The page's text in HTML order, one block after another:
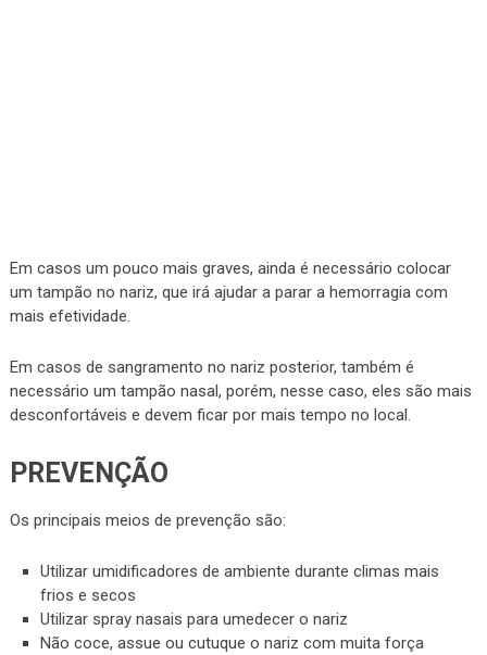
Em casos um pouco mais graves, ainda é necessário colocar
um tampão no nariz, que irá ajudar a parar a hemorragia com
mais efetividade.
Em casos de sangramento no nariz posterior, também é
necessário um tampão nasal, porém, nesse caso, eles são mais
desconfortáveis e devem ficar por mais tempo no local.
PREVENÇÃO
Os principais meios de prevenção são:
Utilizar umidificadores de ambiente durante climas mais
frios e secos
Utilizar spray nasais para umedecer o nariz
Não coce, assue ou cutuque o nariz com muita força